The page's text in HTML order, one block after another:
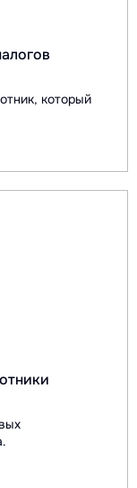
который